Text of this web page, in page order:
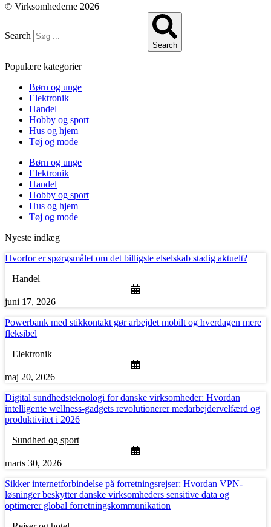
© Virksomhederne 2026
Search
Search
Populære kategorier
Børn og unge
Elektronik
Handel
Hobby og sport
Hus og hjem
Tøj og mode
Børn og unge
Elektronik
Handel
Hobby og sport
Hus og hjem
Tøj og mode
Nyeste indlæg
Hvorfor er spørgsmålet om det billigste elselskab stadig aktuelt?
Handel
juni 17, 2026
Powerbank med stikkontakt gør arbejdet mobilt og hverdagen mere
fleksibel
Elektronik
maj 20, 2026
Digital sundhedsteknologi for danske virksomheder: Hvordan
intelligente wellness-gadgets revolutionerer medarbejdervelfærd og
produktivitet i 2026
Sundhed og sport
marts 30, 2026
Sikker internetforbindelse på forretningsrejser: Hvordan VPN-
løsninger beskytter danske virksomheders sensitive data og
optimerer global forretningskommunikation